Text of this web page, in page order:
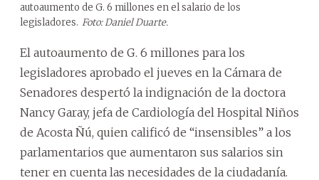
autoaumento de G. 6 millones en el salario de los
legisladores. Foto: Daniel Duarte.
El autoaumento de G. 6 millones para los
legisladores aprobado el jueves en la Cámara de
Senadores despertó la indignación de la doctora
Nancy Garay, jefa de Cardiología del Hospital Niños
de Acosta Ñú, quien calificó de “insensibles” a los
parlamentarios que aumentaron sus salarios sin
tener en cuenta las necesidades de la ciudadanía.